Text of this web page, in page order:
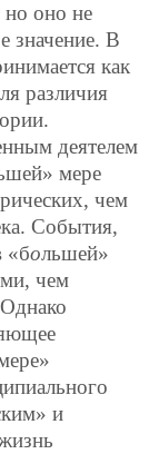
но оно не
значение. В
как
различия
деятелем
мере
чем
События,
«большей»
чем
и